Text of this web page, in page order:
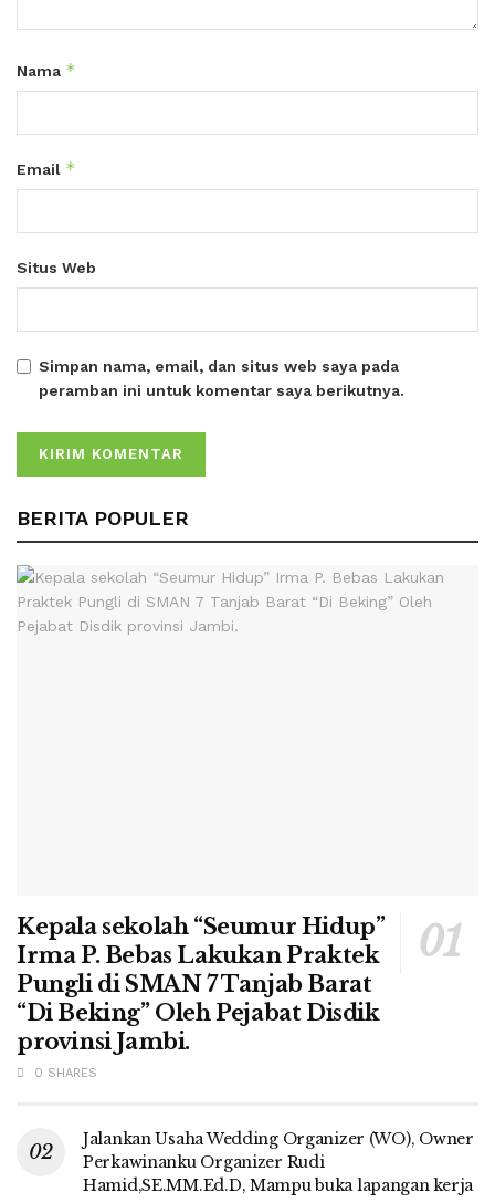
Nama *
Email *
Situs Web
Simpan nama, email, dan situs web saya pada
peramban ini untuk komentar saya berikutnya.
BERITA POPULER
Kepala sekolah “Seumur Hidup”
Irma P. Bebas Lakukan Praktek
Pungli di SMAN 7 Tanjab Barat
“Di Beking” Oleh Pejabat Disdik
provinsi Jambi.
0 SHARES
Jalankan Usaha Wedding Organizer (WO), Owner
Perkawinanku Organizer Rudi
Hamid,SE.MM.Ed.D, Mampu buka lapangan kerja